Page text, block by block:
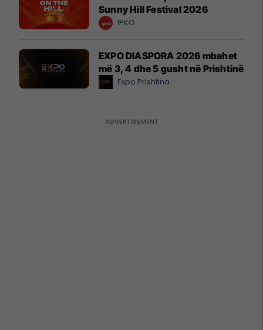
Sunny Hill Festival 2026
IPKO
EXPO DIASPORA 2026 mbahet
më 3, 4 dhe 5 gusht në Prishtinë
Expo Prishtina